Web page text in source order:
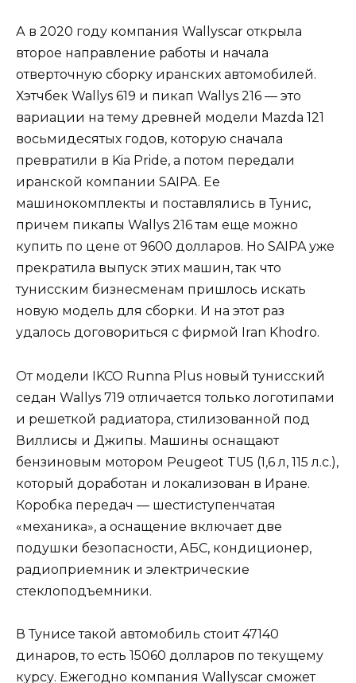
А в 2020 году компания Wallyscar открыла
второе направление работы и начала
отверточную сборку иранских автомобилей.
Хэтчбек Wallys 619 и пикап Wallys 216 — это
вариации на тему древней модели Mazda 121
восьмидесятых годов, которую сначала
превратили в Kia Pride, а потом передали
иранской компании SAIPA. Ее
машинокомплекты и поставлялись в Тунис,
причем пикапы Wallys 216 там еще можно
купить по цене от 9600 долларов. Но SAIPA уже
прекратила выпуск этих машин, так что
тунисским бизнесменам пришлось искать
новую модель для сборки. И на этот раз
удалось договориться с фирмой Iran Khodro.
От модели IKCO Runna Plus новый тунисский
седан Wallys 719 отличается только логотипами
и решеткой радиатора, стилизованной под
Виллисы и Джипы. Машины оснащают
бензиновым мотором Peugeot TU5 (1,6 л, 115 л.с.),
который доработан и локализован в Иране.
Коробка передач — шестиступенчатая
«механика», а оснащение включает две
подушки безопасности, АБС, кондиционер,
радиоприемник и электрические
стеклоподъемники.
В Тунисе такой автомобиль стоит 47140
динаров, то есть 15060 долларов по текущему
курсу. Ежегодно компания Wallyscar сможет